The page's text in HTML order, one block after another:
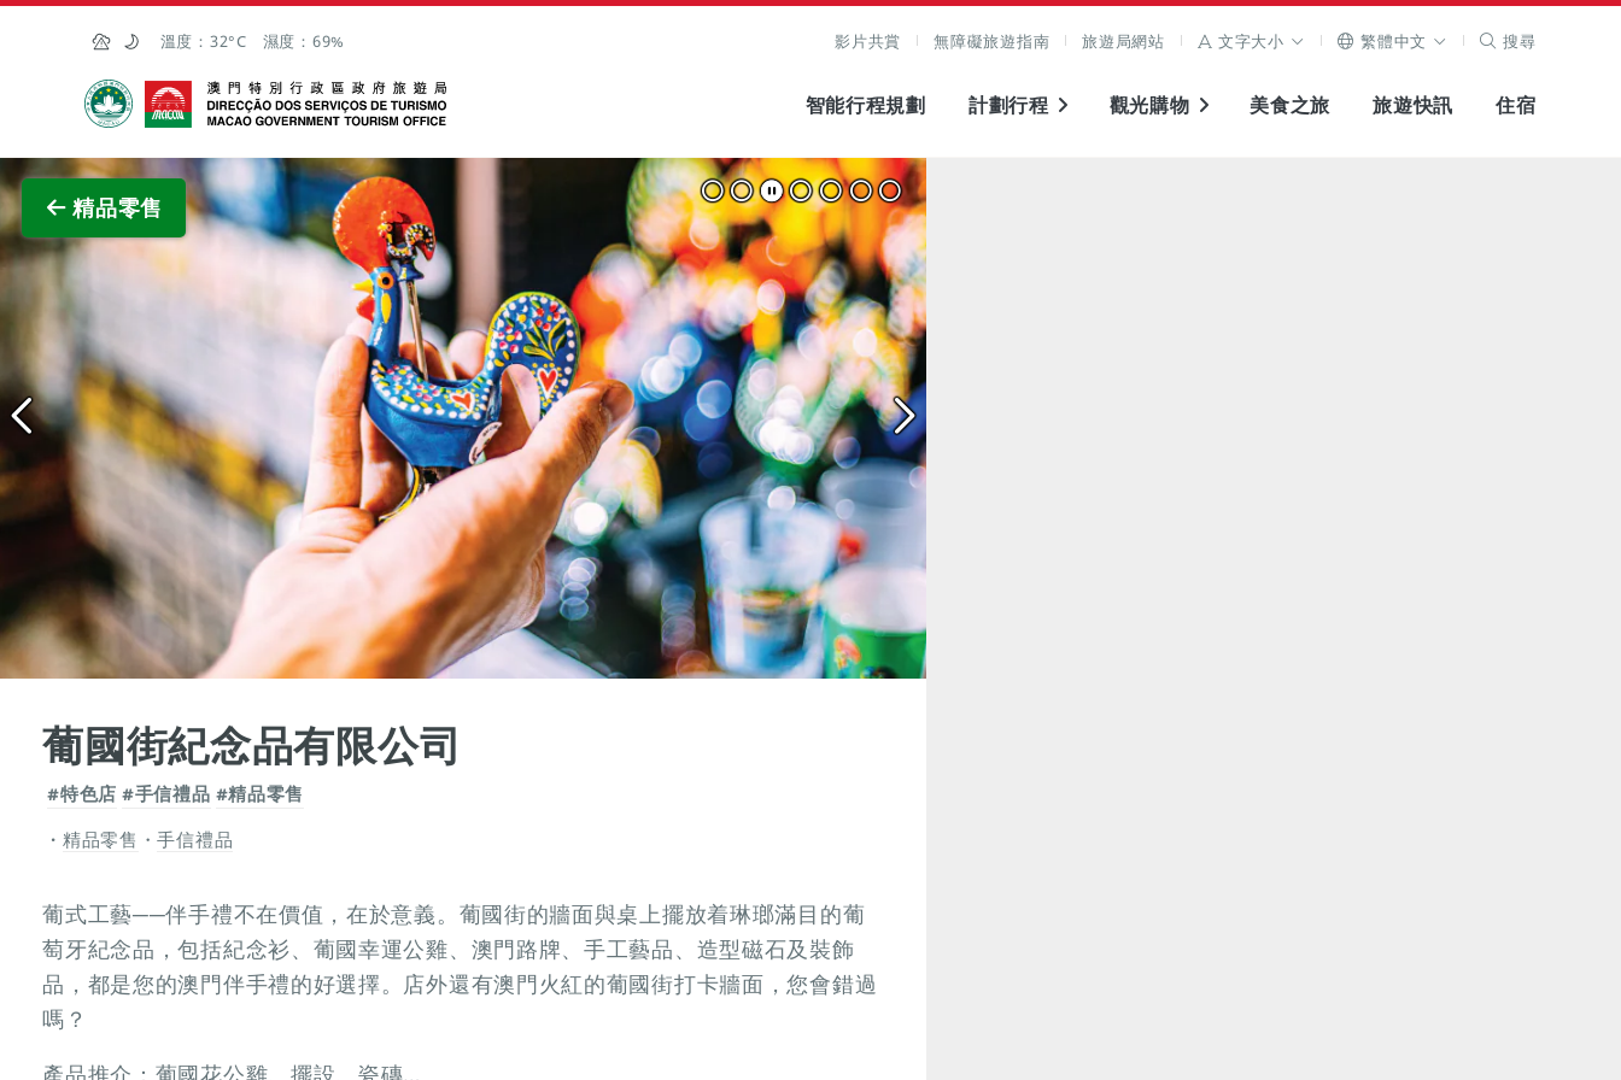
跳至主内容
溫度： 32°C 濕度： 69% 影片共賞 無障礙旅遊指南 旅遊局網站 文字大小 繁體中文 搜尋
澳門特別行政區政府旅遊局
智能行程規劃 計劃行程 觀光購物 美食之旅 旅遊快訊 住宿
精品零售
葡國街紀念品有限公司
#特色店 #手信禮品 #精品零售
精品零售 ・手信禮品
葡式工藝──伴手禮不在價值，在於意義。葡國街的牆面與桌上擺放着琳瑯滿目的葡
萄牙紀念品，包括紀念衫、葡國幸運公雞、澳門路牌、手工藝品、造型磁石及裝飾
品，都是您的澳門伴手禮的好選擇。店外還有澳門火紅的葡國街打卡牆面，您會錯過
嗎？
產品推介：葡國花公雞、擺設、瓷磚…